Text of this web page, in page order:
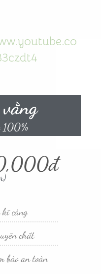
100%
kĩ càng
chất
bào an toàn